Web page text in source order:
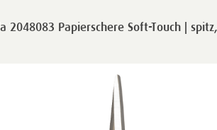
2048083 Papierschere Soft-Touch |